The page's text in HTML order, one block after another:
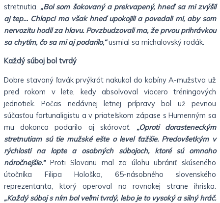
stretnutia. „Bol som šokovaný a prekvapený, hneď sa mi zvýšil
aj tep… Chlapci ma však hneď upokojili a povedali mi, aby som
nervozitu hodil za hlavu. Povzbudzovali ma, že prvou prihrávkou
sa chytím, čo sa mi aj podarilo,“usmial sa michalovský rodák.
Každý súboj bol tvrdý
Dobre stavaný ľavák prvýkrát nakukol do kabíny A-mužstva už
pred rokom v lete, kedy absolvoval viacero tréningových
jednotiek. Počas nedávnej letnej prípravy bol už pevnou
súčasťou fortunaligistu a v priateľskom zápase s Humenným sa
mu dokonca podarilo aj skórovať. „Oproti dorasteneckým
stretnutiam sú tie mužské ešte o level ťažšie. Predovšetkým v
rýchlosti na lopte a osobných súbojoch, ktoré sú omnoho
náročnejšie.“ Proti Slovanu mal za úlohu ubrániť skúseného
útočníka Filipa Hološka, 65-násobného slovenského
reprezentanta, ktorý operoval na rovnakej strane ihriska.
„Každý súboj s ním bol veľmi tvrdý, lebo je to vysoký a silný hráč.